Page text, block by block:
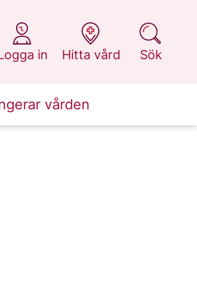
in
på 1177.se
Hitta vård
på 1177.se
Sök
på 1177.se
vården